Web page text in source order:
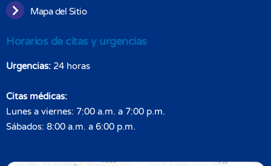
Mapa del Sitio
Horarios de citas y urgencias
Urgencias: 24 horas
Citas médicas:
Lunes a viernes: 7:00 a.m. a 7:00 p.m.
Sábados: 8:00 a.m. a 6:00 p.m.